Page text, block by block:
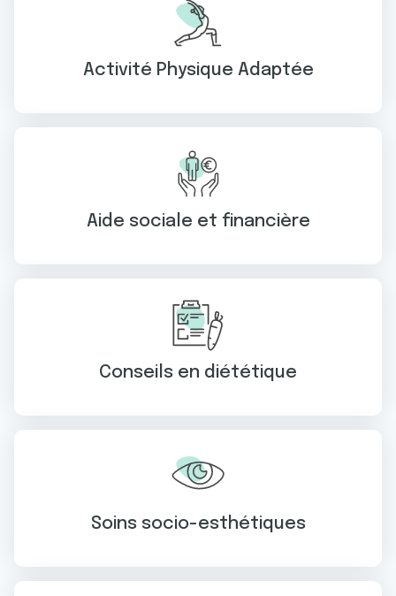
Activité Physique Adaptée
Aide sociale et financière
Conseils en diététique
Soins socio-esthétiques